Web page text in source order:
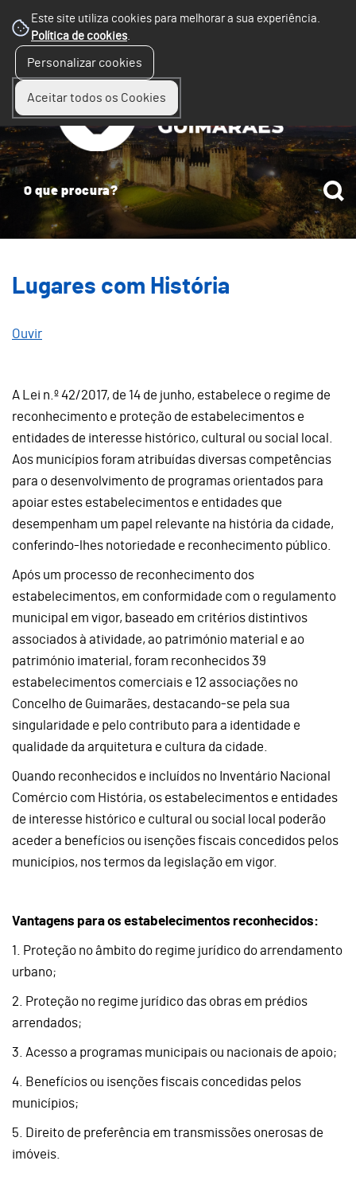
Este site utiliza cookies para melhorar a sua experiência.
Política de cookies.
Personalizar cookies
Aceitar todos os Cookies
Lugares com História
Ouvir
A Lei n.º 42/2017, de 14 de junho, estabelece o regime de
reconhecimento e proteção de estabelecimentos e
entidades de interesse histórico, cultural ou social local.
Aos municípios foram atribuídas diversas competências
para o desenvolvimento de programas orientados para
apoiar estes estabelecimentos e entidades que
desempenham um papel relevante na história da cidade,
conferindo-lhes notoriedade e reconhecimento público.
Após um processo de reconhecimento dos
estabelecimentos, em conformidade com o regulamento
municipal em vigor, baseado em critérios distintivos
associados à atividade, ao património material e ao
património imaterial, foram reconhecidos 39
estabelecimentos comerciais e 12 associações no
Concelho de Guimarães, destacando-se pela sua
singularidade e pelo contributo para a identidade e
qualidade da arquitetura e cultura da cidade.
Quando reconhecidos e incluídos no Inventário Nacional
Comércio com História, os estabelecimentos e entidades
de interesse histórico e cultural ou social local poderão
aceder a benefícios ou isenções fiscais concedidos pelos
municípios, nos termos da legislação em vigor.
Vantagens para os estabelecimentos reconhecidos:
1. Proteção no âmbito do regime jurídico do arrendamento
urbano;
2. Proteção no regime jurídico das obras em prédios
arrendados;
3. Acesso a programas municipais ou nacionais de apoio;
4. Benefícios ou isenções fiscais concedidas pelos
municípios;
5. Direito de preferência em transmissões onerosas de
imóveis.